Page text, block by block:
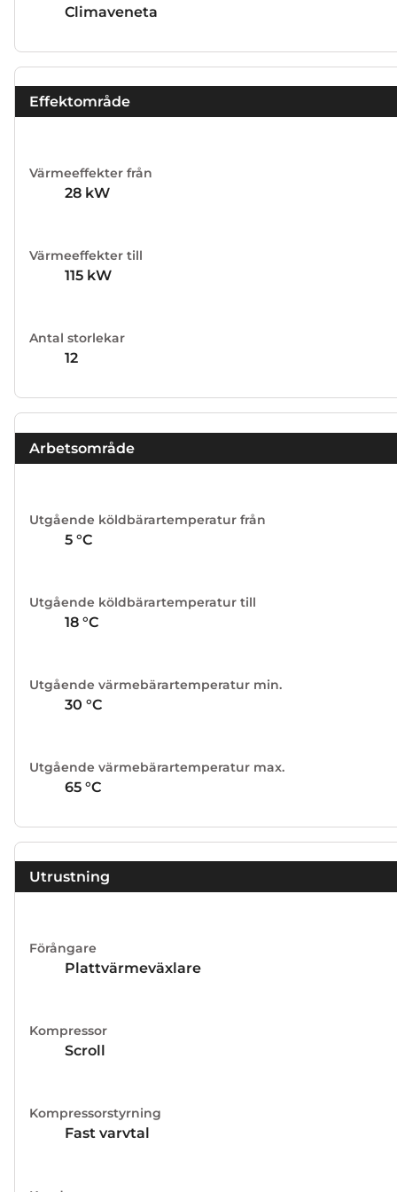
Climaveneta
Effektområde
Värmeeffekter från
28 kW
Värmeeffekter till
115 kW
Antal storlekar
12
Arbetsområde
Utgående köldbärartemperatur från
5 °C
Utgående köldbärartemperatur till
18 °C
Utgående värmebärartemperatur min.
30 °C
Utgående värmebärartemperatur max.
65 °C
Utrustning
Förångare
Plattvärmeväxlare
Kompressor
Scroll
Kompressorstyrning
Fast varvtal